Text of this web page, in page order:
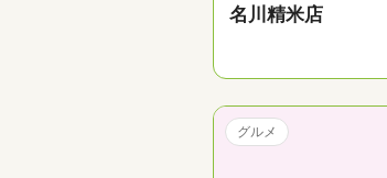
名川精米店
グルメ